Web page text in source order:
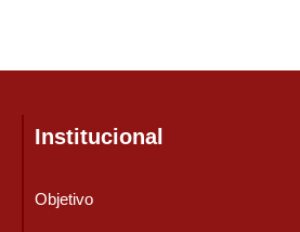
Institucional
Objetivo